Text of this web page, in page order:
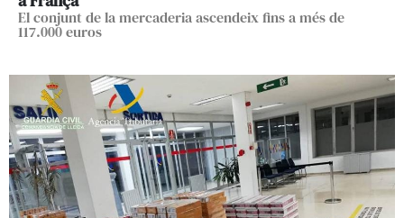
El conjunt de la mercaderia ascendeix fins a més de
117.000 euros